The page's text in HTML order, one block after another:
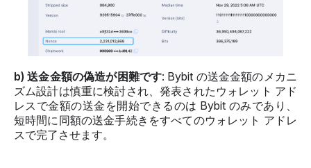
b) 送金金額の偽造が困難です: Bybit の送金金額のメカニ
ズム設計は慎重に検討され、発表されたウォレット アド
レスで金額の送金を開始できるのは Bybit のみであり、
短時間に同額の送金手続きをすべてのウォレット アドレ
スで完了させます。